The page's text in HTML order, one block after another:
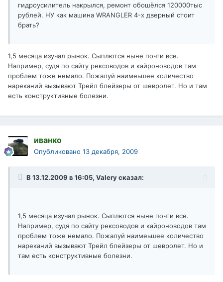
гидроусилитель накрылся, ремонт обошёлся 120000тыс
рублей. НУ как машина WRANGLER 4-х дверный стоит
брать?
1,5 месяца изучал рынок. Сыплются ныне почти все.
Например, судя по сайту рексоводов и кайроноводов там
проблем тоже немало. Пожалуй наимеьшее количество
нареканий вызывают Трейл блейзеры от шевролет. Но и там
есть конструктивные болезни.
иванко
Опубликовано 13 декабря, 2009
В 13.12.2009 в 16:05, Valery сказал:
1,5 месяца изучал рынок. Сыплются ныне почти все.
Например, судя по сайту рексоводов и кайроноводов там
проблем тоже немало. Пожалуй наимеьшее количество
нареканий вызывают Трейл блейзеры от шевролет. Но и
там есть конструктивные болезни.